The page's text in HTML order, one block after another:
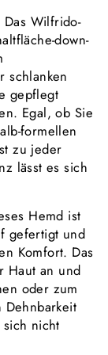
Das Wilfrido-
down-
schlanken
gepflegt
Egal, ob Sie
formellen
zu jeder
lässt es sich
Hemd ist
gefertigt und
Komfort. Das
Haut an und
oder zum
nicht